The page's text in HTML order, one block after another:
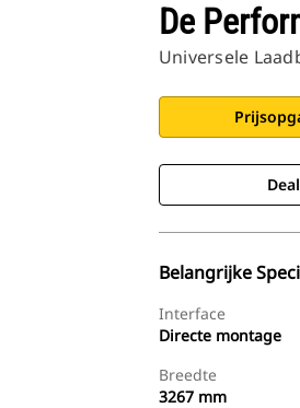
De
Universele
Belangrijke
Interface
Directe montage
Breedte
3267 mm